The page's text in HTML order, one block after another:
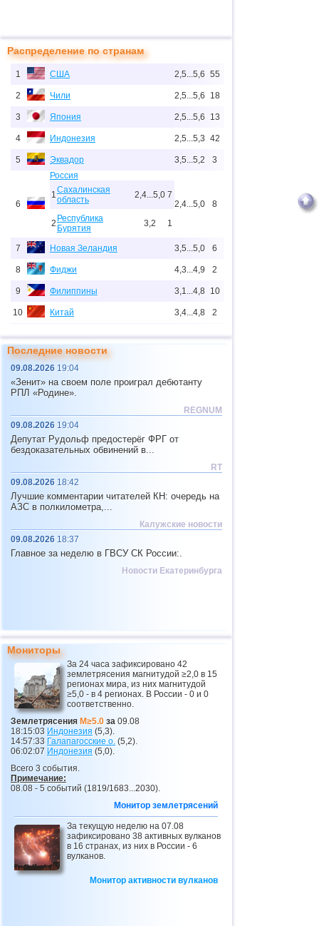
Распределение по странам
1 США 2,5...5,6 55
2 Чили 2,5...5,6 18
3 Япония 2,5...5,6 13
4 Индонезия 2,5...5,3 42
5 Эквадор 3,5...5,2 3
6
Россия
1Сахалинская
область
2,4...5,0 7
2 Республика
Бурятия
3,2 1
2,4...5,0 8
7 Новая Зеландия 3,5...5,0 6
8 Фиджи 4,3...4,9 2
9 Филиппины 3,1...4,8 10
10 Китай 3,4...4,8 2
12 Тихоокеан.поднятие (восток)
13
14 Аргентина
15 Соломоновы о.
16 Вануату
1
18 Турция
19 Мексика
4,3 1
21
4,0 1
26 о.Виргинии (США)
27 Сальвадор 2,9...3,6 3
28 Венесуэла 3,6
29 Австрия
30 Коста-Рика
32 Гватемала
3,1 1
34 Гваделупа
35 Греция 3,0
36 Румыния
Последние новости
09.08.2026 19:04
«Зенит» на своем поле проиграл дебютанту
РПЛ «Родине».
REGNUM
09.08.2026 19:04
Депутат Рудольф предостерёг ФРГ от
бездоказательных обвинений в...
RT
09.08.2026 18:42
Лучшие комментарии читателей КН: очередь на
АЗС в полкилометра,...
Калужские новости
09.08.2026 18:37
Главное за неделю в ГВСУ СК России:.
Новости Екатеринбурга
Мониторы
За 24 часа зафиксировано 42
землетрясения магнитудой ≥2,0 в 15
регионах мира, из них магнитудой
≥5,0 - в 4 регионах. В России - 0 и 0
соответственно.
Землетрясения M≥5.0 за 09.08
18:15:03 Индонезия (5,3).
14:57:33 Галапагосские о. (5,2).
06:02:07 Индонезия (5,0).
Всего 3 события.
Примечание:
08.08 - 5 событий (1819/1683...2030).
Монитор землетрясений
За текущую неделю на 07.08
зафиксировано 38 активных вулканов
в 16 странах, из них в России - 6
вулканов.
Монитор активности вулканов